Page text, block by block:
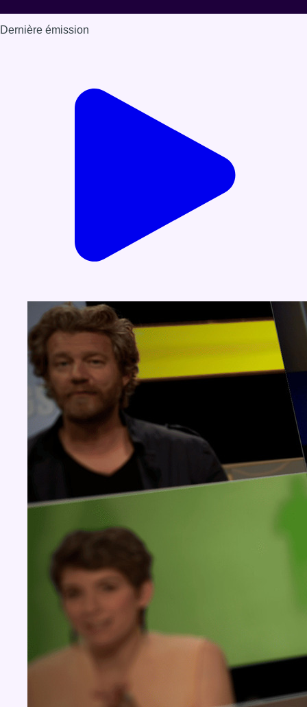
Dernière émission